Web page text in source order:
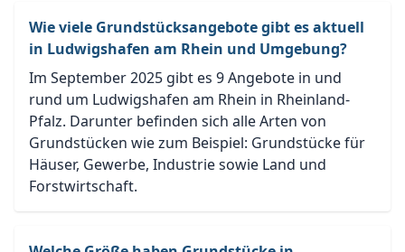
Wie viele Grundstücksangebote gibt es aktuell
in Ludwigshafen am Rhein und Umgebung?
Im September 2025 gibt es 9 Angebote in und
rund um Ludwigshafen am Rhein in Rheinland-
Pfalz. Darunter befinden sich alle Arten von
Grundstücken wie zum Beispiel: Grundstücke für
Häuser, Gewerbe, Industrie sowie Land und
Forstwirtschaft.